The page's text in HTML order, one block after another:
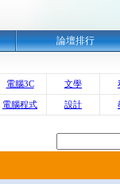
論壇排行
電腦3C 文學
電腦程式 設計